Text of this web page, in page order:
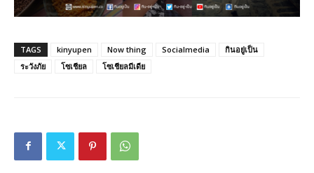
TAGS kinyupen Now thing Socialmedia
กินอยู่เป็น
ระวังภัย
โซเชียล โซเชียลมีเดีย